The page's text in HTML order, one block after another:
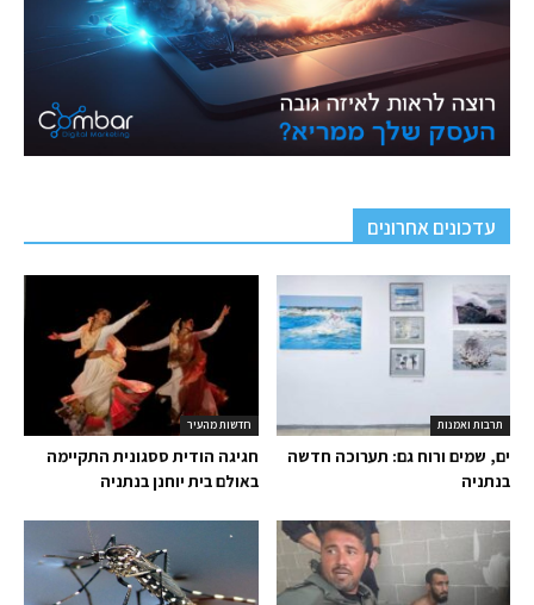
עדכונים אחרונים
חדשות מהעיר
חגיגה הודית ססגונית התקיימה
באולם בית יוחנן בנתניה
תרבות ואמנות
ים, שמים ורוח גם: תערוכה חדשה
בנתניה